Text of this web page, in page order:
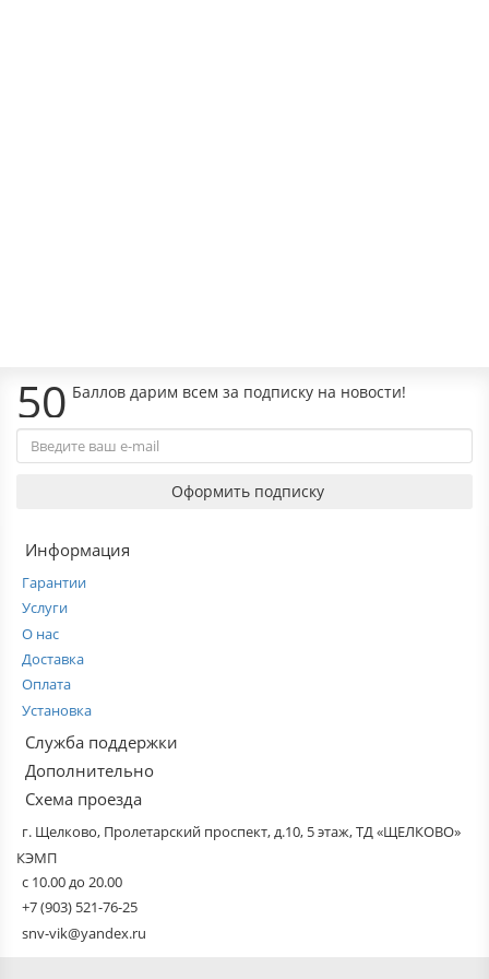
50 Баллов дарим всем за подписку на новости!
Оформить подписку
Информация
Гарантии
Услуги
О нас
Доставка
Оплата
Установка
Служба поддержки
Дополнительно
Схема проезда
г. Щелково, Пролетарский проспект, д.10, 5 этаж, ТД «ЩЕЛКОВО»
КЭМП
с 10.00 до 20.00
+7 (903) 521-76-25
snv-vik@yandex.ru